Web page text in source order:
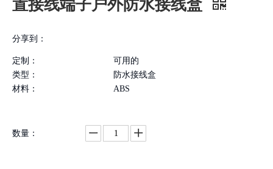
置接线端子户外防水接线盒
分享到：
定制：
可用的
类型：
防水接线盒
材料：
ABS
数量：